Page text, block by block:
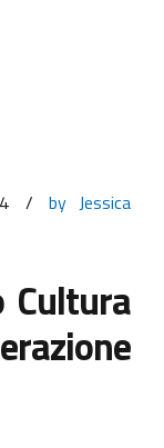
by Jessica
Cultura